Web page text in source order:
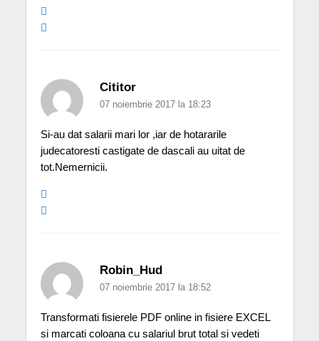
Cititor
07 noiembrie 2017 la 18:23
Si-au dat salarii mari lor ,iar de hotararile
judecatoresti castigate de dascali au uitat de
tot.Nemernicii.
Robin_Hud
07 noiembrie 2017 la 18:52
Transformati fisierele PDF online in fisiere EXCEL
si marcati coloana cu salariul brut total si vedeti